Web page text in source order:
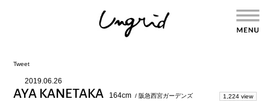
Tweet
2019.06.26
AYA KANETAKA 164cm / 阪急西宮ガーデンズ 1,224 view